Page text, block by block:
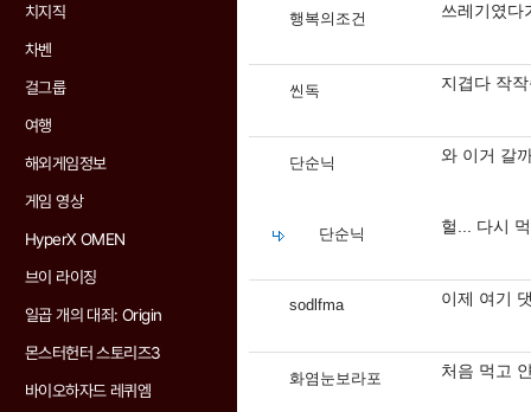
치지직
차벤
걸그룹
여행
해외게임정보
게임 영상
HyperX OMEN
브이 라이징
일곱 개의 대죄: Origin
몬스터헌터 스토리즈3
바이오하자드 레퀴엠
행복의조건 쓰레기였다
씬독 지겹다 작
단순닉 와 이거 갈
단순닉 헐... 다시
sodlfma 이제 여기
화염눈보라포 처음 먹고